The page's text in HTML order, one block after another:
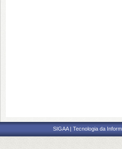
SIGAA | Tecnologia da